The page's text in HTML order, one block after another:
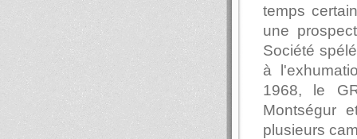
temps
une
Société
à
1968, le
Montségur
plusieurs